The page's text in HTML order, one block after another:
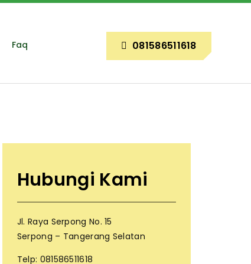
081586511618
Faq
Hubungi Kami
Jl. Raya Serpong No. 15
Serpong – Tangerang Selatan
Telp: 081586511618